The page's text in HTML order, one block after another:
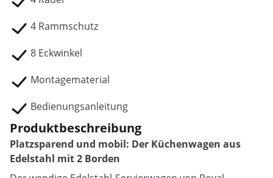
4 Rammschutz
8 Eckwinkel
Montagematerial
Bedienungsanleitung
Produktbeschreibung
Platzsparend und mobil: Der Küchenwagen aus
Edelstahl mit 2 Borden